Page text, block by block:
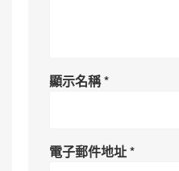
顯示名稱*
電子郵件地址*